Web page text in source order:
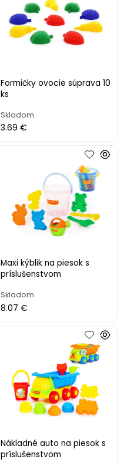
Formičky ovocie súprava 10
ks
Skladom
3.69 €
Maxi kýblik na piesok s
príslušenstvom
Skladom
8.07 €
Nákladné auto na piesok s
príslušenstvom